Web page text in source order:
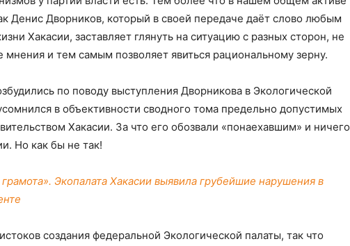
Денис Дворников, который в своей передаче даёт слово любым
Хакасии, заставляет глянуть на ситуацию с разных сторон, не
мнения и тем самым позволяет явиться рациональному зерну.
по поводу выступления Дворникова в Экологической
в объективности сводного тома предельно допустимых
Хакасии. За что его обозвали «понаехавшим» и ничего
Но как бы не так!
Экопалата Хакасии выявила грубейшие нарушения в
создания федеральной Экологической палаты, так что